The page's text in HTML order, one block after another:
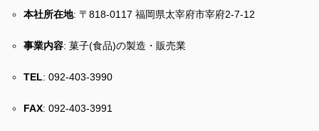
本社所在地: 〒818-0117 福岡県太宰府市宰府2-7-12
事業内容: 菓子(食品)の製造・販売業
TEL: 092-403-3990
FAX: 092-403-3991